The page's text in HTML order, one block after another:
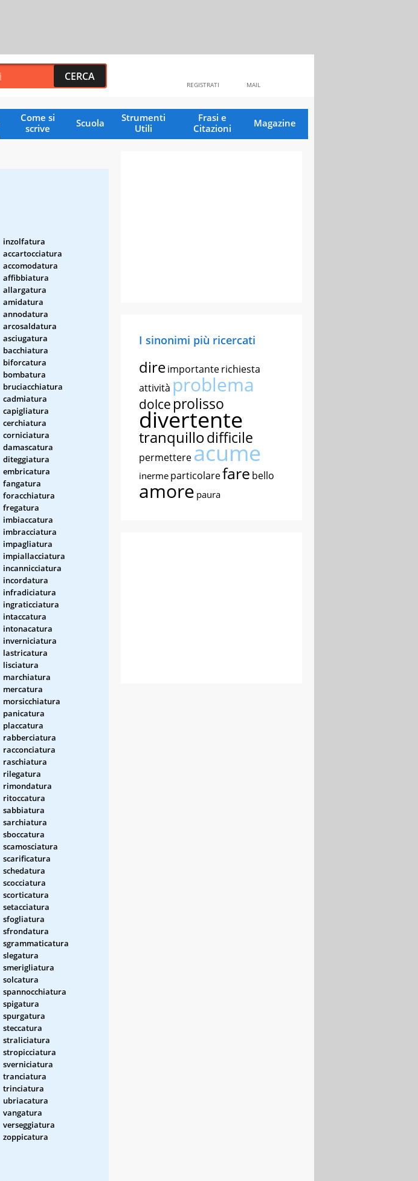
MAIL
REGISTRATI
Come si
scrive
Scuola
Strumenti
Utili
Frasi e
Citazioni
Magazine
inzolfatura
accartocciatura
accomodatura
affibbiatura
allargatura
amidatura
annodatura
arcosaldatura
asciugatura
bacchiatura
biforcatura
bombatura
bruciacchiatura
cadmiatura
capigliatura
cerchiatura
corniciatura
damascatura
diteggiatura
embricatura
fangatura
foracchiatura
fregatura
imbiaccatura
imbracciatura
impagliatura
impiallacciatura
incannicciatura
incordatura
infradiciatura
ingraticciatura
intaccatura
intonacatura
inverniciatura
lastricatura
lisciatura
marchiatura
mercatura
morsicchiatura
panicatura
placcatura
rabberciatura
racconciatura
raschiatura
rilegatura
rimondatura
ritoccatura
sabbiatura
sarchiatura
sboccatura
scamosciatura
scarificatura
schedatura
scocciatura
scorticatura
setacciatura
sfogliatura
sfrondatura
sgrammaticatura
slegatura
smerigliatura
solcatura
spannocchiatura
spigatura
spurgatura
steccatura
straliciatura
stropicciatura
sverniciatura
tranciatura
trinciatura
ubriacatura
vangatura
verseggiatura
zoppicatura
I sinonimi più ricercati
direimportanterichiesta
attività problema
dolce prolisso
divertente
tranquillodifficile
permettereacume
inerme particolarefare bello
amore paura